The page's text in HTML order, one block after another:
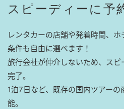
スピーディーに予
レンタカーの店舗や発着時間、
条件も自由に選べます！
旅行会社が仲介しないため、ス
完了。
1泊7日など、既存の国内ツアー
能。